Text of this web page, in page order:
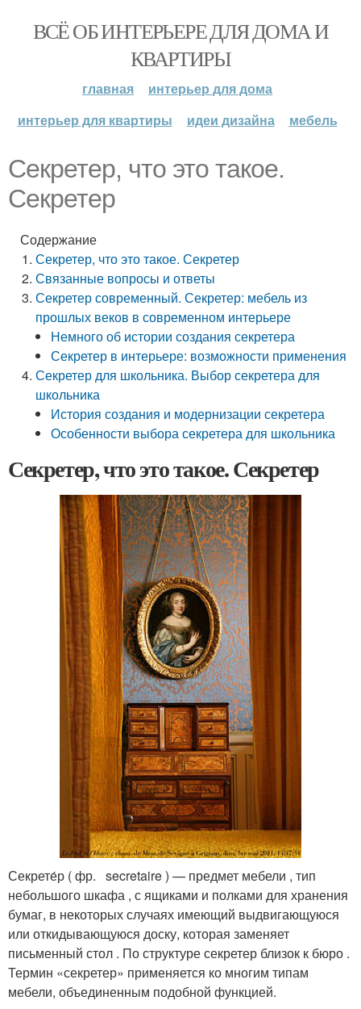
ВСЁ ОБ ИНТЕРЬЕРЕ ДЛЯ ДОМА И
КВАРТИРЫ
главная
интерьер для дома
интерьер для квартиры
идеи дизайна мебель
Секретер, что это такое.
Секретер
Содержание
Секретер, что это такое. Секретер
Связанные вопросы и ответы
Секретер современный. Секретер: мебель из
прошлых веков в современном интерьере
Немного об истории создания секретера
Секретер в интерьере: возможности применения
Секретер для школьника. Выбор секретера для
школьника
История создания и модернизации секретера
Особенности выбора секретера для школьника
Секретер, что это такое. Секретер
Секрете́р ( фр. secretaire ) — предмет мебели , тип
небольшого шкафа , с ящиками и полками для хранения
бумаг, в некоторых случаях имеющий выдвигающуюся
или откидывающуюся доску, которая заменяет
письменный стол . По структуре секретер близок к бюро .
Термин «секретер» применяется ко многим типам
мебели, объединенным подобной функцией.